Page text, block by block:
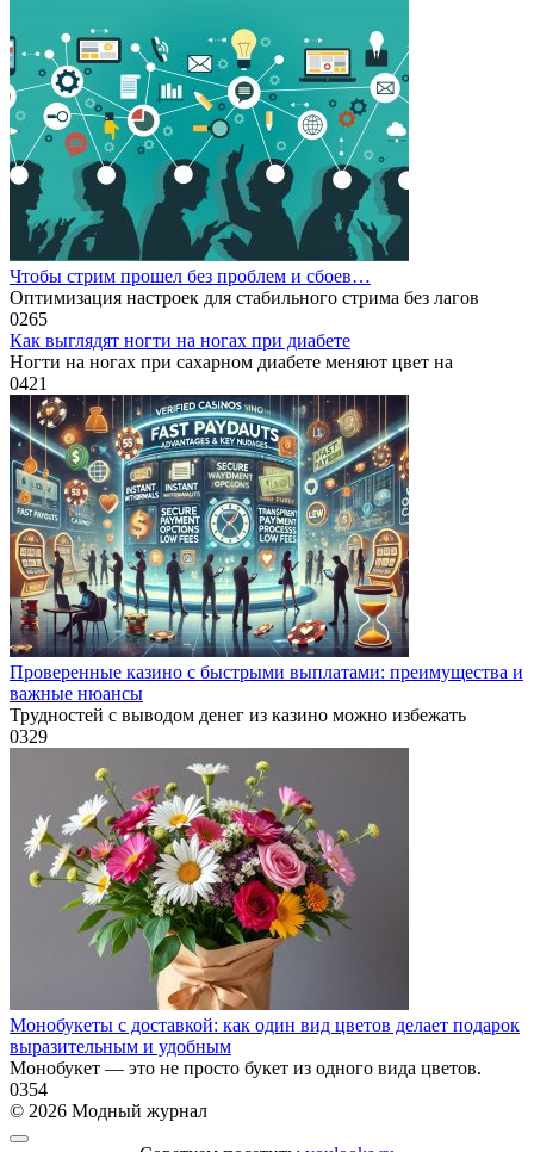
Чтобы стрим прошел без проблем и сбоев…
Оптимизация настроек для стабильного стрима без лагов
0265
Как выглядят ногти на ногах при диабете
Ногти на ногах при сахарном диабете меняют цвет на
0421
Проверенные казино с быстрыми выплатами: преимущества и
важные нюансы
Трудностей с выводом денег из казино можно избежать
0329
Монобукеты с доставкой: как один вид цветов делает подарок
выразительным и удобным
Монобукет — это не просто букет из одного вида цветов.
0354
© 2026 Модный журнал